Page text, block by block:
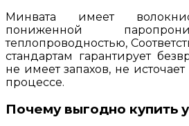
Минвата имеет
пониженной
теплопроводностью,
стандартам гарантирует
не имеет запахов, не
процессе.
Почему выгодно купить